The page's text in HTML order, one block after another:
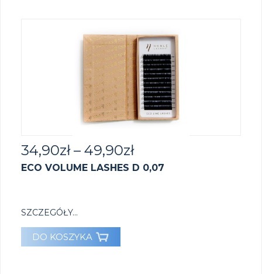
34,90zł– 49,90zł
ECO VOLUME LASHES D 0,07
SZCZEGÓŁY...
DO KOSZYKA